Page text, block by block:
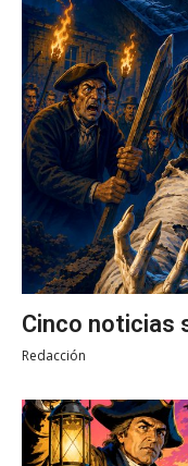
Cinco noticias
Redacción